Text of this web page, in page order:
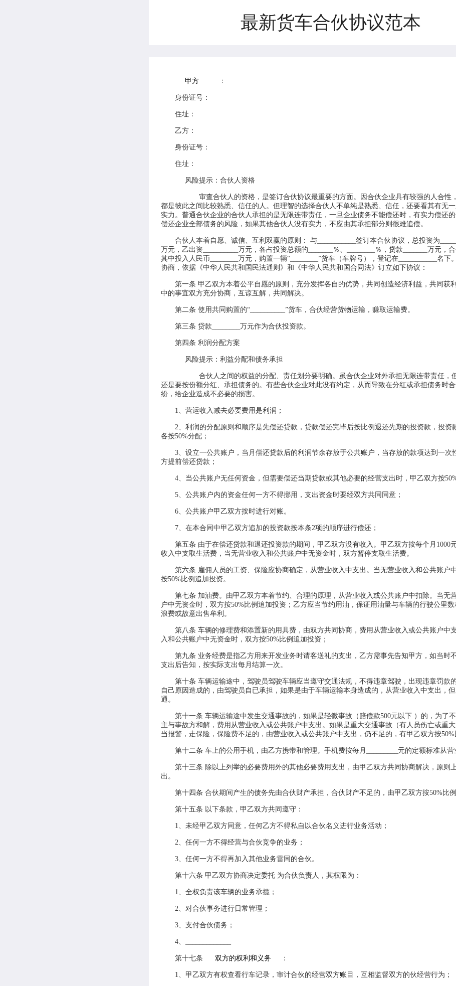
最新货车合伙协议范本
甲方 ：
身份证号：
住址：
乙方：
身份证号：
住址：
风险提示：合伙人资格
审查合伙人的资格，是签订合伙协议最重要的方面。因合伙企业具有较强的人合性
都是彼此之间比较熟悉、信任的人。但理智的选择合伙人不单纯是熟悉、信任，还要看其有无
实力。普通合伙企业的合伙人承担的是无限连带责任，一旦企业债务不能偿还时，有实力偿还
偿还企业全部债务的风险，如果其他合伙人没有实力，不应由其承担部分则很难追偿。
合伙人本着自愿、诚信、互利双赢的原则： 与___________签订本合伙协议，总投资为
万元，乙出资__________万元，各占投资总额的_______％、________％，贷款_______万元，
其中投入人民币________万元，购置一辆“________”货车（车牌号），登记在___________名下
协商，依据《中华人民共和国民法通则》和《中华人民共和国合同法》订立如下协议：
第一条 甲乙双方本着公平自愿的原则，充分发挥各自的优势，共同创造经济利益，共同获
中的事宜双方充分协商，互谅互解，共同解决。
第二条 使用共同购置的“__________”货车，合伙经营货物运输，赚取运输费。
第三条 贷款________万元作为合伙投资款。
第四条 利润分配方案
风险提示：利益分配和债务承担
合伙人之间的权益的分配、责任划分要明确。虽合伙企业对外承担无限连带责任，
还是要按份额分红、承担债务的。有些合伙企业对此没有约定，从而导致在分红或承担债务时
纷，给企业造成不必要的损害。
1、营运收入减去必要费用是利润；
2、利润的分配原则和顺序是先偿还贷款，贷款偿还完毕后按比例退还先期的投资款，投资
各按50%分配；
3、设立一公共账户，当月偿还贷款后的利润节余存放于公共账户，当存放的款项达到一次
方提前偿还贷款；
4、当公共账户无任何资金，但需要偿还当期贷款或其他必要的经营支出时，甲乙双方按
5、公共账户内的资金任何一方不得挪用，支出资金时要经双方共同同意；
6、公共账户甲乙双方按时进行对账。
7、在本合同中甲乙双方追加的投资款按本条2项的顺序进行偿还；
第五条 由于在偿还贷款和退还投资款的期间，甲乙双方没有收入。甲乙双方按每个月1000
收入中支取生活费，当无营业收入和公共账户中无资金时，双方暂停支取生活费。
第六条 雇佣人员的工资、保险应协商确定，从营业收入中支出。当无营业收入和公共账户
按50%比例追加投资。
第七条 加油费。由甲乙双方本着节约、合理的原理，从营业收入或公共账户中扣除。当无
户中无资金时，双方按50%比例追加投资；乙方应当节约用油，保证用油量与车辆的行驶公里
浪费或故意出售牟利。
第八条 车辆的修理费和添置新的用具费，由双方共同协商，费用从营业收入或公共账户中
入和公共账户中无资金时，双方按50%比例追加投资；
第九条 业务经费是指乙方用来开发业务时请客送礼的支出，乙方需事先告知甲方，如当时
支出后告知，按实际支出每月结算一次。
第十条 车辆运输途中，驾驶员驾驶车辆应当遵守交通法规，不得违章驾驶，出现违章罚款
自己原因造成的，由驾驶员自已承担，如果是由于车辆运输本身造成的，从营业收入中支出，
通。
第十一条 车辆运输途中发生交通事故的，如果是轻微事故（赔偿款500元以下 ）的，为了
主与事故方和解，费用从营业收入或公共账户中支出。如果是重大交通事故（有人员伤亡或重
当报警，走保险，保险费不足的，由营业收入或公共账户中支出，仍不足的，有甲乙双方按50%
第十二条 车上的公用手机，由乙方携带和管理。手机费按每月_________元的定额标准从营
第十三条 除以上列举的必要费用外的其他必要费用支出，由甲乙双方共同协商解决，原则
出。
第十四条 合伙期间产生的债务先由合伙财产承担，合伙财产不足的，由甲乙双方按50%比例
第十五条 以下条款，甲乙双方共同遵守：
1、未经甲乙双方同意，任何乙方不得私自以合伙名义进行业务活动；
2、任何一方不得经营与合伙竞争的业务；
3、任何一方不得再加入其他业务雷同的合伙。
第十六条 甲乙双方协商决定委托 为合伙负责人，其权限为：
1、全权负责该车辆的业务承揽；
2、对合伙事务进行日常管理；
3、支付合伙债务；
4、_____________
第十七条 双方的权利和义务 ：
1、甲乙双方有权查看行车记录，审计合伙的经营双方账目，互相监督双方的伙经营行为；